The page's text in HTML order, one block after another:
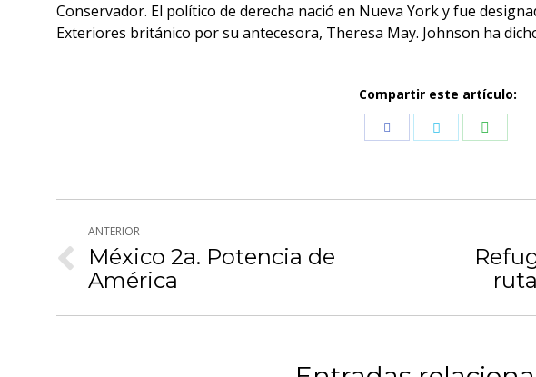
Conservador. El político de derecha nació en Nueva York y fue
Exteriores británico por su antecesora, Theresa May. Johnson ha
Compartir este artículo:
CompartirCompartir
Navegación
entre
publicaciones
ANTERIOR
Publicación
anterior:
México 2a. Potencia de
América
siguiente: